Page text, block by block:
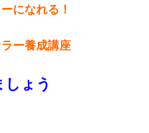
になれる！
ー養成講座
ょう